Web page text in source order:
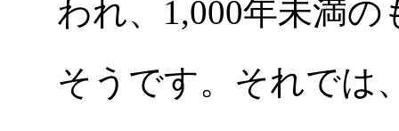
われ、1,000年未満
そうです。それでは